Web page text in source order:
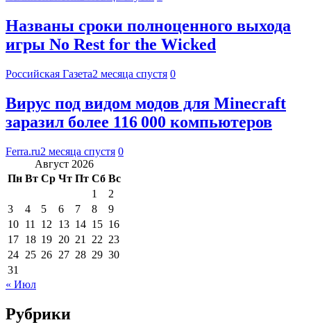
Названы сроки полноценного выхода
игры No Rest for the Wicked
Российская Газета2 месяца спустя 0
Вирус под видом модов для Minecraft
заразил более 116 000 компьютеров
Ferra.ru2 месяца спустя 0
Август 2026
Пн Вт Ср Чт Пт Сб Вс
1
2
3
4 5 6 7 8
9
10 11 12 13 14 15 16
17 18 19 20 21 22 23
24 25 26 27 28 29 30
31
« Июл
Рубрики